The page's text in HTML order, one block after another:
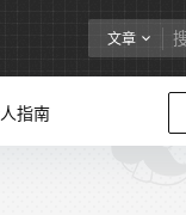
文章
指南